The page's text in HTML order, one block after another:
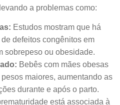
a problemas como:
Estudos mostram que há
defeitos congênitos em
sobrepeso ou obesidade.
Bebês com mães obesas
maiores, aumentando as
durante e após o parto.
está associada à